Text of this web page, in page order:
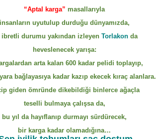
“Aptal karga” masallarıyla
insanların uyutulup durduğu dünyamızda,
ibretli durumu yakından izleyen Torlakon da
heveslenecek yarışa:
arta kalan 600 kadar pelidi toplayıp,
bağlayasıya kadar kazıp ekecek kıraç alanlara.
giden ömründe dikebildiği binlerce ağaçla
teselli bulmaya çalışsa da,
bu yıl da hayıflanıp durmayı sürdürecek,
bir karga kadar olamadığına…